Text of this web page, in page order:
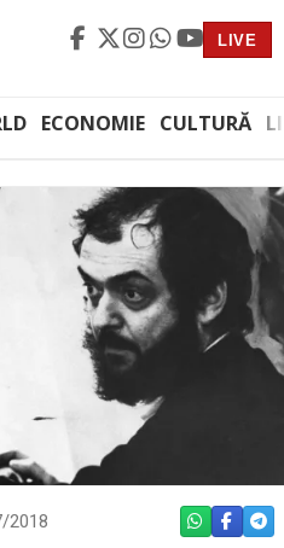
LIVE
ECONOMIE CULTURĂ
2018 WHATSAPP